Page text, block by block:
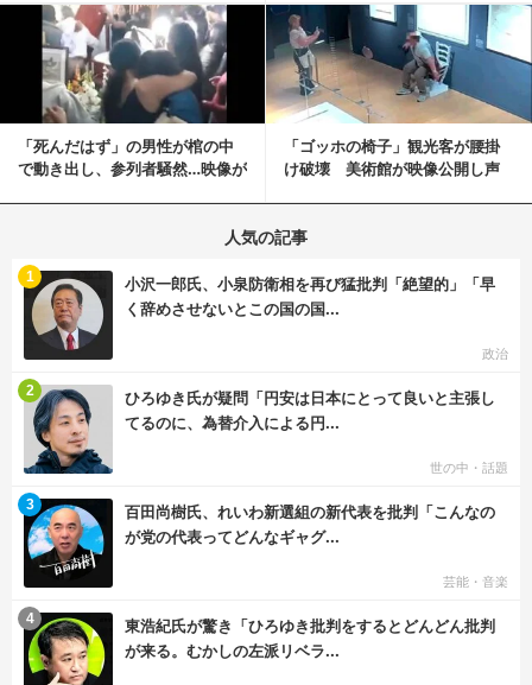
「死んだはず」の男性が棺の中
で動き出し、参列者騒然…映像が
「ゴッホの椅子」観光客が腰掛
け破壊 美術館が映像公開し声
記事を読む
人気の記事
小沢一郎氏、小泉防衛相を再び猛批判「絶望的」「早
く辞めさせないとこの国の国...
政治
1
ひろゆき氏が疑問「円安は日本にとって良いと主張し
てるのに、為替介入による円...
世の中・話題
2
百田尚樹氏、れいわ新選組の新代表を批判「こんなの
が党の代表ってどんなギャグ...
芸能・音楽
3
東浩紀氏が驚き「ひろゆき批判をするとどんどん批判
が来る。むかしの左派リベラ...
4